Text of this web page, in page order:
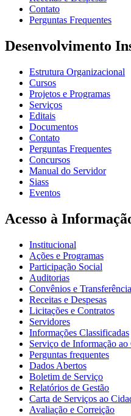
Contato
Perguntas Frequentes
Desenvolvimento
Estrutura Organizacional
Cursos
Projetos e Programas
Serviços
Editais
Documentos
Contato
Perguntas Frequentes
Concursos
Manual do Servidor
Siass
Eventos
Acesso à
Institucional
Ações e Programas
Participação Social
Auditorias
Convênios e
Receitas e Despesas
Licitações e Contratos
Servidores
Informações Classificadas
Serviço de Informação
Perguntas frequentes
Dados Abertos
Boletim de Serviço
Relatórios de Gestão
Carta de Serviços ao
Avaliação e Correição